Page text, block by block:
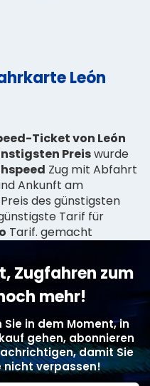
León
Ticket von León
Preiswurde
Zug mit Abfahrt
Ankunft am
des günstigsten
Tarif für
Tarif. gemacht
Zugfahren zum
mehr!
in dem Moment, in
gehen, abonnieren
damit Sie
nicht verpassen!